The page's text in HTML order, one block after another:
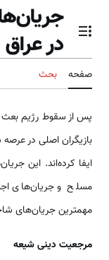
تغییر وضعیت فهرست
در عراق
صفحه بحث
بازیگران اصلی در
ایفا کرده‌اند. این
مسلح و جریان‌های
مهمترین جریان‌های
مرجعیت دینی شیعه